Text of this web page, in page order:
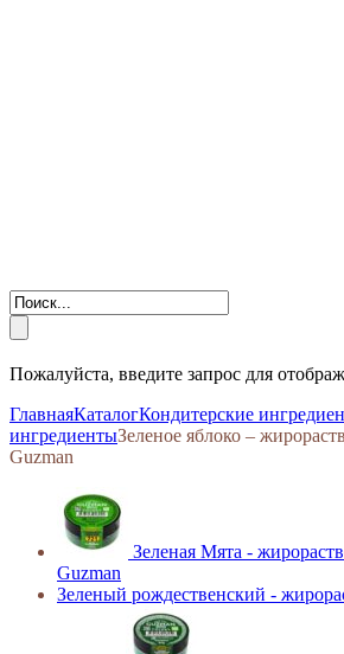
Пожалуйста, введите запрос для
ГлавнаяКаталогКондитерские
ингредиентыЗеленое яблоко –
Guzman
Зеленая Мята -
Guzman
Зеленый рождественский -